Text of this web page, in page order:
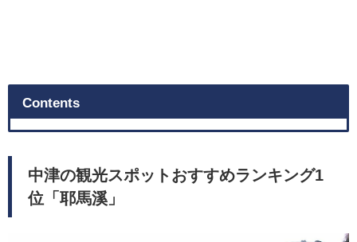
Contents
中津の観光スポットおすすめランキング1
位「耶馬溪」